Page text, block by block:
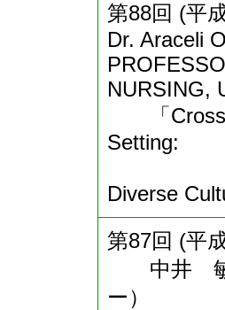
第88回 (平
Dr. Araceli
NURSING,
「Cross-
Setting:
Diverse
第87回 (平
中井 敏
ー）